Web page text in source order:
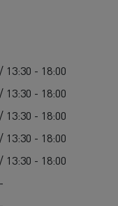
13:30 - 18:00
13:30 - 18:00
13:30 - 18:00
13:30 - 18:00
13:30 - 18:00
-